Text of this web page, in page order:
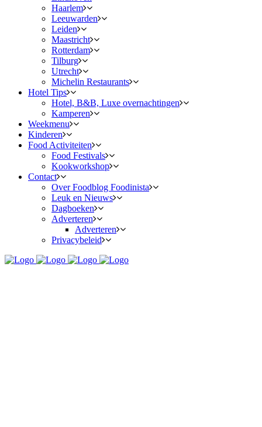
Haarlem
Leeuwarden
Leiden
Maastricht
Rotterdam
Tilburg
Utrecht
Michelin Restaurants
Hotel Tips
Hotel, B&B, Luxe overnachtingen
Kamperen
Weekmenu
Kinderen
Food Activiteiten
Food Festivals
Kookworkshop
Contact
Over Foodblog Foodinista
Leuk en Nieuws
Dagboeken
Adverteren
Adverteren
Privacybeleid